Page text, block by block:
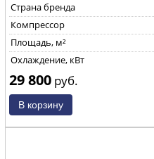
Страна бренда
Компрессор
Площадь, м²
Охлаждение, кВт
29 800 руб.